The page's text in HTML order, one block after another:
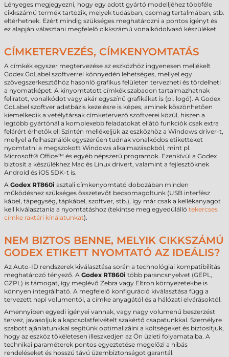
Lényeges megjegyezni, hogy egy adott gyártó modelljéhez többféle
cikkszámú termék tartozik, melyek tudásban, csomag tartalmában, stb.
eltérhetnek. Ezért mindig szükséges meghatározni a pontos igényt és
ez alapján választani megfelelő cikkszámú vonalkódolvasó készüléket.
CÍMKETERVEZÉS, CÍMKENYOMTATÁS
A címkék egyszer megtervezése az eszközhöz ingyenesen mellékelt
Godex GoLabel szoftverrel könnyedén lehetséges, mellyel egy
szövegszerkesztőhöz hasonló grafikus felületen tervezheti és tördelheti
a nyomatképet. A kinyomtatott címkék szabadon tartalmazhatnak
feliratot, vonalkódot vagy akár egyszínű grafikákat is (pl. logó). A Godex
GoLabel szoftver adatbázis kezelésre is képes, aminek köszönhetően
kiemelkedik a vetélytársak címketervező szoftverei közül, hiszen a
legtöbb gyártónál a komplexebb feladatokat ellátó funkciók csak extra
felárért érhetők el! Szintén mellékeljük az eszközhöz a Windows driver-t,
mellyel a felhasználók egyszerűen tudnak vonalkódos etiketteket
nyomtatni a megszokott Windows alkalmazásokból, mint pl.
Microsoft® Office™ és egyéb népszerű programok. Ezenkívül a Godex
biztosít a készülékhez Mac és Linux drivert, valamint a fejlesztőknek
Android és iOS SDK-t is.
A Godex RT860i asztali címkenyomtató dobozában minden
működéshez szükséges összetevőt becsomagoltunk (USB interfész
kábel, tápegység, tápkábel, szoftver, stb.), így már csak a kellékanyagot
kell kiválasztania a nyomtatáshoz (tekintse meg egyedülálló tekercses
címke raktári kínálatunkat).
NEM BIZTOS BENNE, MELYIK CIKKSZÁMÚ
GODEX ETIKETT NYOMTATÓ AZ IDEÁLIS?
Az Auto-ID rendszerek kiválasztása során a technológiai kompatibilitás
meghatározó tényező. A Godex RT860i több parancsnyelvet (GEPL,
GZPL) is támogat, így meglévő Zebra vagy Eltron környezetekbe is
könnyen integrálható. A megfelelő konfiguráció kiválasztása függ a
tervezett napi volumentől, a címke anyagától és a hálózati elvárásoktól.
Amennyiben egyedi igényei vannak, vagy nagy volumenű beszerzést
tervez, javasoljuk a kapcsolatfelvételt szakértő csapatunkkal. Személyre
szabott ajánlatunkkal segítünk optimalizálni a költségeket és biztosítjuk,
hogy az eszköz tökéletesen illeszkedjen az Ön üzleti folyamataiba. A
technikai paraméterek pontos egyeztetése megelőzi a hibás
rendeléseket és hosszú távú üzembiztonságot garantál.